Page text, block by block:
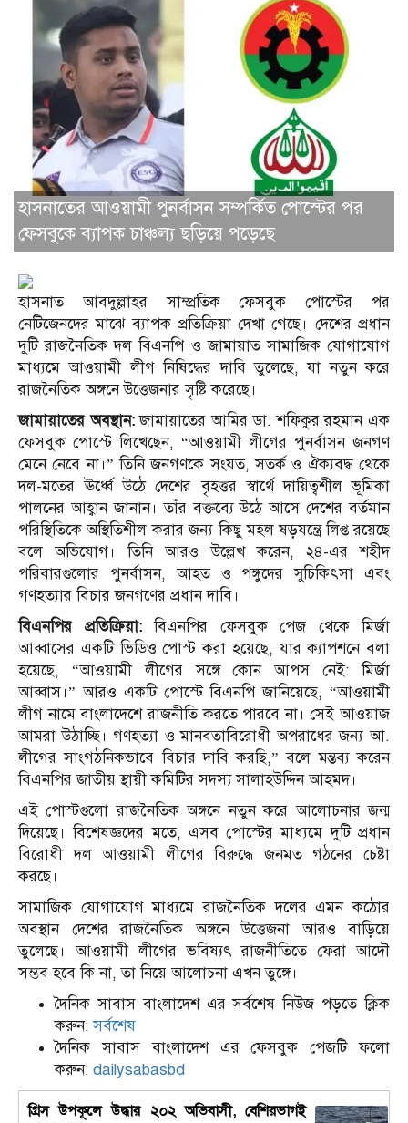
হাসনাতের আওয়ামী পুনর্বাসন সম্পর্কিত পোস্টের পর
ফেসবুকে ব্যাপক চাঞ্চল্য ছড়িয়ে পড়েছে
হাসনাত আবদুল্লাহর সাম্প্রতিক ফেসবুক পোস্টের পর
নেটিজেনদের মাঝে ব্যাপক প্রতিক্রিয়া দেখা গেছে। দেশের প্রধান
দুটি রাজনৈতিক দল বিএনপি ও জামায়াত সামাজিক যোগাযোগ
মাধ্যমে আওয়ামী লীগ নিষিদ্ধের দাবি তুলেছে, যা নতুন করে
রাজনৈতিক অঙ্গনে উত্তেজনার সৃষ্টি করেছে।
জামায়াতের অবস্থান:জামায়াতের আমির ডা. শফিকুর রহমান এক
ফেসবুক পোস্টে লিখেছেন, “আওয়ামী লীগের পুনর্বাসন জনগণ
মেনে নেবে না।” তিনি জনগণকে সংযত, সতর্ক ও ঐক্যবদ্ধ থেকে
দল-মতের ঊর্ধ্বে উঠে দেশের বৃহত্তর স্বার্থে দায়িত্বশীল ভূমিকা
পালনের আহ্বান জানান। তাঁর বক্তব্যে উঠে আসে দেশের বর্তমান
পরিস্থিতিকে অস্থিতিশীল করার জন্য কিছু মহল ষড়যন্ত্রে লিপ্ত রয়েছে
বলে অভিযোগ। তিনি আরও উল্লেখ করেন, ২৪-এর শহীদ
পরিবারগুলোর পুনর্বাসন, আহত ও পঙ্গুদের সুচিকিৎসা এবং
গণহত্যার বিচার জনগণের প্রধান দাবি।
বিএনপির প্রতিক্রিয়া:বিএনপির ফেসবুক পেজ থেকে মির্জা
আব্বাসের একটি ভিডিও পোস্ট করা হয়েছে, যার ক্যাপশনে বলা
হয়েছে, “আওয়ামী লীগের সঙ্গে কোন আপস নেই: মির্জা
আব্বাস।” আরও একটি পোস্টে বিএনপি জানিয়েছে, “আওয়ামী
লীগ নামে বাংলাদেশে রাজনীতি করতে পারবে না। সেই আওয়াজ
আমরা উঠাচ্ছি। গণহত্যা ও মানবতাবিরোধী অপরাধের জন্য আ.
লীগের সাংগঠনিকভাবে বিচার দাবি করছি,” বলে মন্তব্য করেন
বিএনপির জাতীয় স্থায়ী কমিটির সদস্য সালাহউদ্দিন আহমদ।
এই পোস্টগুলো রাজনৈতিক অঙ্গনে নতুন করে আলোচনার জন্ম
দিয়েছে। বিশেষজ্ঞদের মতে, এসব পোস্টের মাধ্যমে দুটি প্রধান
বিরোধী দল আওয়ামী লীগের বিরুদ্ধে জনমত গঠনের চেষ্টা
করছে।
সামাজিক যোগাযোগ মাধ্যমে রাজনৈতিক দলের এমন কঠোর
অবস্থান দেশের রাজনৈতিক অঙ্গনে উত্তেজনা আরও বাড়িয়ে
তুলেছে। আওয়ামী লীগের ভবিষ্যৎ রাজনীতিতে ফেরা আদৌ
সম্ভব হবে কি না, তা নিয়ে আলোচনা এখন তুঙ্গে।
দৈনিক সাবাস বাংলাদেশ এর সর্বশেষ নিউজ পড়তে ক্লিক
করুন:সর্বশেষ
দৈনিক সাবাস বাংলাদেশ এর ফেসবুক পেজটি ফলো
করুন: dailysabasbd
গ্রিস উপকূলে উদ্ধার ২০২ অভিবাসী, বেশিরভাগই